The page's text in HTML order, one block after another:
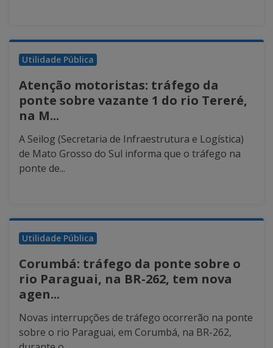
Utilidade Pública
Atenção motoristas: tráfego da
ponte sobre vazante 1 do rio Tereré,
na M...
A Seilog (Secretaria de Infraestrutura e Logística)
de Mato Grosso do Sul informa que o tráfego na
ponte de...
Utilidade Pública
Corumbá: tráfego da ponte sobre o
rio Paraguai, na BR-262, tem nova
agen...
Novas interrupções de tráfego ocorrerão na ponte
sobre o rio Paraguai, em Corumbá, na BR-262,